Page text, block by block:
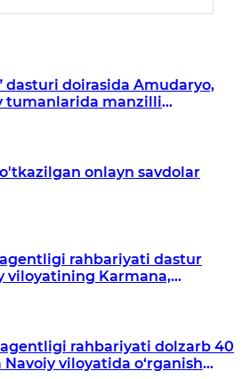
dasturi doirasida Amudaryo,
tumanlarida manzilli
onlayn savdolar
rahbariyati dastur
viloyatining Karmana,
rahbariyati dolzarb 40
viloyatida o‘rganish